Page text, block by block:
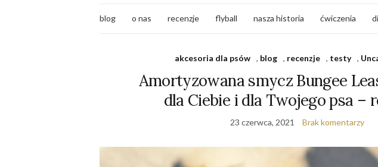
blog o nas recenzje flyball nasza historia ćwiczenia
akcesoria dla psów , blog , recenzje , testy ,
Amortyzowana smycz Bungee
dla Ciebie i dla Twojego psa –
23 czerwca, 2021 Brak komentarzy